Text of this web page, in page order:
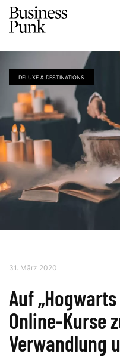
DELUXE & DESTINATIONS
31. März 2020
Auf
Online-Kurse
Verwandlung